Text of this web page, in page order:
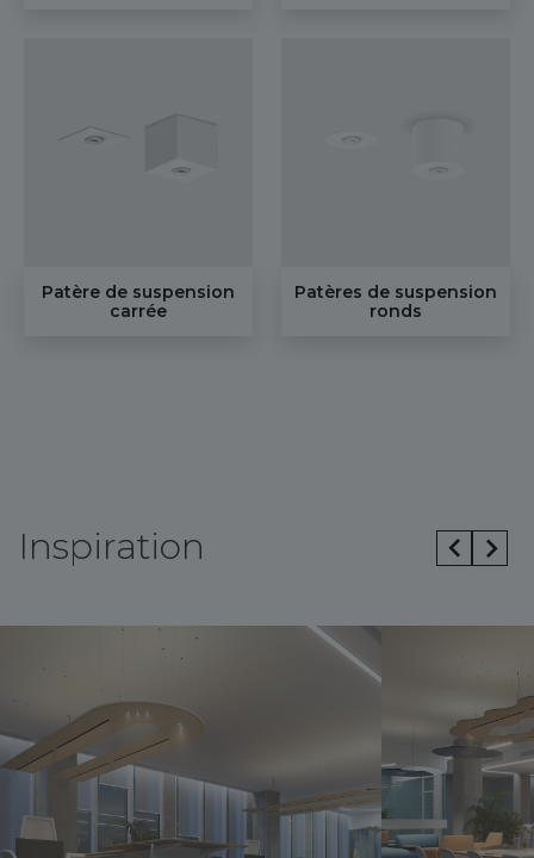
Patère de suspension
carrée
Patères de suspension
ronds
Inspiration